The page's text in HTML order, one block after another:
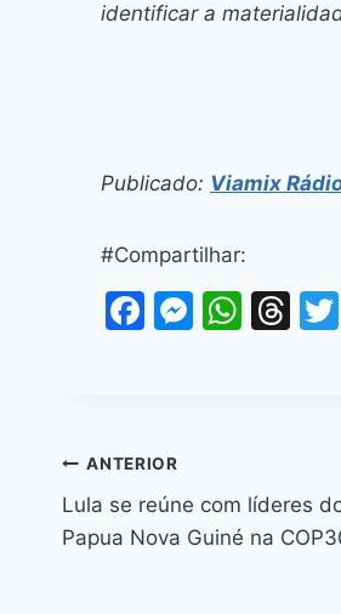
identificar a
Publicado: Viamix
#Compartilhar:
F
b
o
o
M
n
g
W
p
p
T
s
ANTERIOR
Lula se reúne com líderes
Papua Nova Guiné na